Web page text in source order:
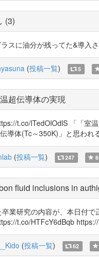
(3)
スに油分が残ってた&導入
(投稿一覧) 5
超伝導体の実現
t.co/lTedOlOdlS 「「室
導体(Tc～350K)」と思わ
(投稿一覧) 247
fluid inclusions in
業研究の内容が、本日付
t.co/HTFcY6dBqb
(投稿一覧) 62